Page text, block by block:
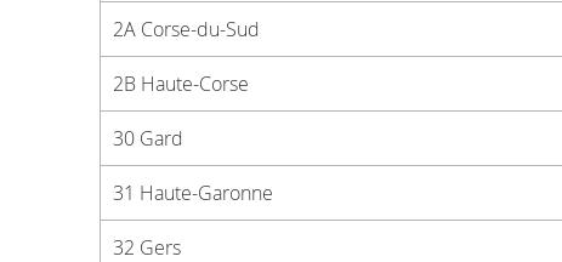
2A Corse-du-Sud
2B Haute-Corse
30 Gard
31 Haute-Garonne
32 Gers